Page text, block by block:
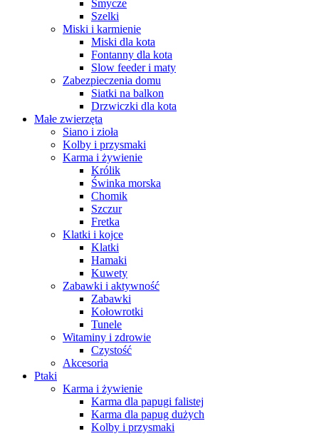
Smycze
Szelki
Miski i karmienie
Miski dla kota
Fontanny dla kota
Slow feeder i maty
Zabezpieczenia domu
Siatki na balkon
Drzwiczki dla kota
Małe zwierzęta
Siano i zioła
Kolby i przysmaki
Karma i żywienie
Królik
Świnka morska
Chomik
Szczur
Fretka
Klatki i kojce
Klatki
Hamaki
Kuwety
Zabawki i aktywność
Zabawki
Kołowrotki
Tunele
Witaminy i zdrowie
Czystość
Akcesoria
Ptaki
Karma i żywienie
Karma dla papugi falistej
Karma dla papug dużych
Kolby i przysmaki